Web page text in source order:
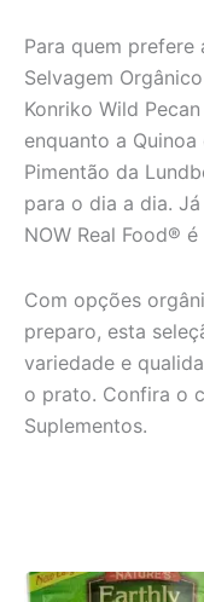
Para quem
Selvagem
Konriko Wild
enquanto a
Pimentão da
para o dia a dia.
NOW Real Food®
Com opções
preparo, esta
variedade e
o prato. Confira o
Suplementos.